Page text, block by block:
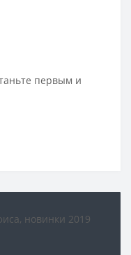
первым и